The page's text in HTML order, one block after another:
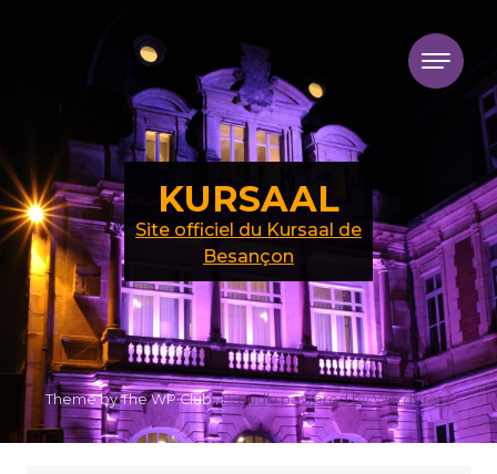
KURSAAL
Site officiel du Kursaal de
Besançon
Theme by The WP Club .Proudly powered by WordPress